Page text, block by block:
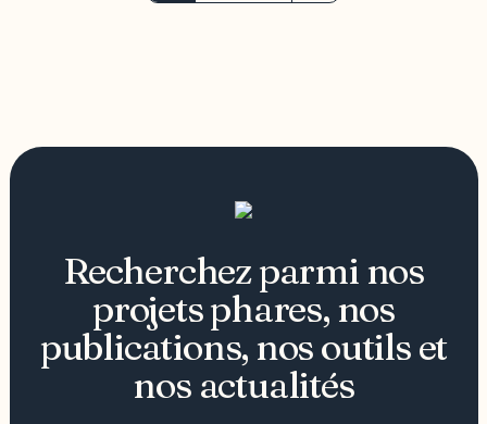
Recherchez parmi nos
projets phares, nos
publications, nos outils et
nos actualités